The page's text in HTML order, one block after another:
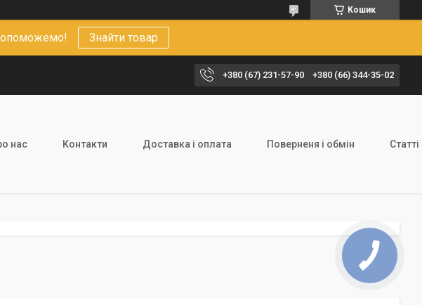
Кошик
Знайти товар
+380 (67) 231-57-90 +380 (66) 344-35-02
нас Контакти Доставка і оплата Поверненя і обмін Статті